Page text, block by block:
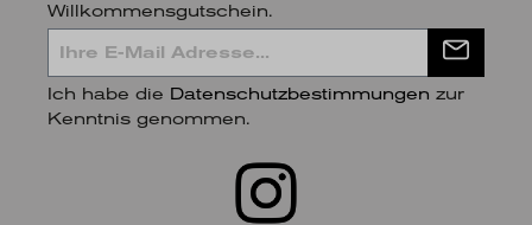
Willkommensgutschein.
Ich habe die Datenschutzbestimmungen zur
Kenntnis genommen.